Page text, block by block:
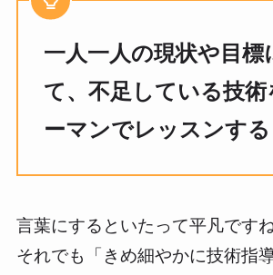
一人一人の現状や目標
て、不足している技術
ーマンでレッスンする
言葉にするといたって平凡ですね
それでも「きめ細やかに技術指